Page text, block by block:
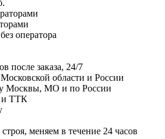
оператора
после заказа, 24/7
Москвы, МО и по России
и ТТК
меняем в течение 24 часов